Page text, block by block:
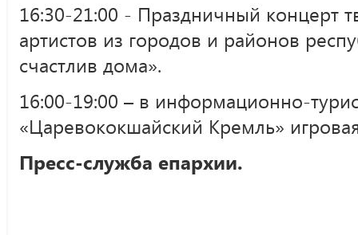
16:30-21:00 - Праздничный концерт
артистов из городов и районов
счастлив дома».
16:00-19:00 – в информационно-
«Царевококшайский Кремль»
Пресс-служба епархии.